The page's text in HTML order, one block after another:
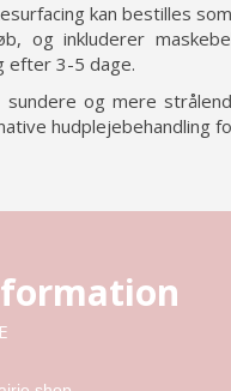
kan bestilles
og inkluderer
efter 3-5 dage.
og mere
hudplejebehandling